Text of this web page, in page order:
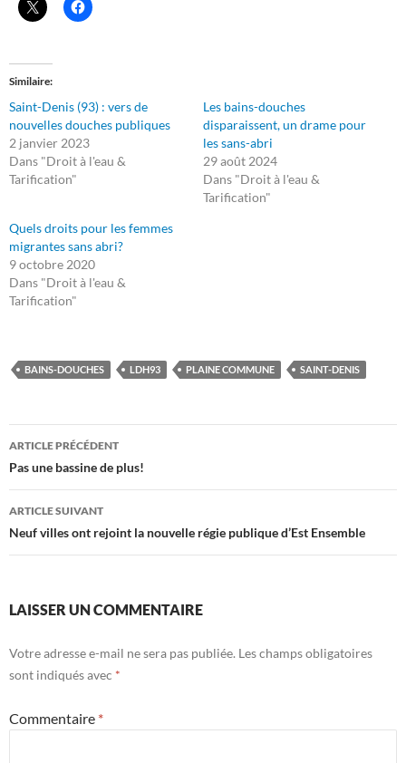
Similaire
Saint-Denis (93) : vers de
nouvelles douches publiques
2 janvier 2023
Dans "Droit à l'eau &
Tarification"
Les bains-douches
disparaissent, un drame pour
les sans-abri
29 août 2024
Dans "Droit à l'eau &
Tarification"
Quels droits pour les femmes
migrantes sans abri?
9 octobre 2020
Dans "Droit à l'eau &
Tarification"
BAINS-DOUCHES LDH93 PLAINE COMMUNE SAINT-DENIS
Navigation
des
articles
ARTICLE PRÉCÉDENT
Pas une bassine de plus!
ARTICLE SUIVANT
Neuf villes ont rejoint la nouvelle régie publique d’Est Ensemble
LAISSER UN COMMENTAIRE
Votre adresse e-mail ne sera pas publiée. Les champs obligatoires
sont indiqués avec *
Commentaire *